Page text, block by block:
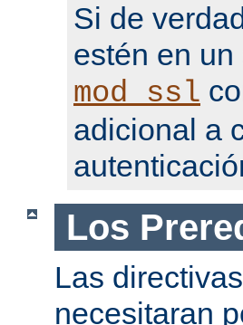
Si de
estén en
mod_ssl
adicional a
Los
Las
necesitaran